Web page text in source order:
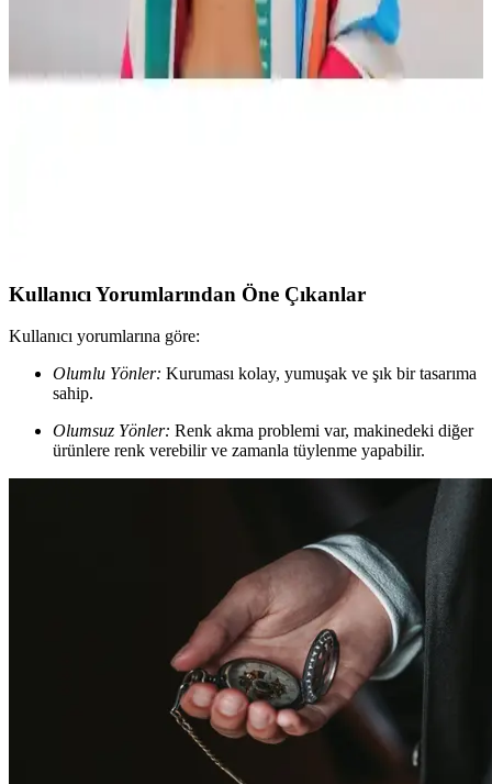
İki popüler çevre dostu plaj havlusunu karşılaştırıyoruz.
Sürdürülebilirlik, kullanım kolaylığı ve özellikleriyle öne çıkan
ürünler hakkında detaylar.
Kullanıcı Yorumlarından Öne Çıkanlar
Kullanıcı yorumlarına göre:
Olumlu Yönler: Kuruması kolay, yumuşak ve şık bir tasarıma
sahip.
Olumsuz Yönler: Renk akma problemi var, makinedeki diğer
ürünlere renk verebilir ve zamanla tüylenme yapabilir.